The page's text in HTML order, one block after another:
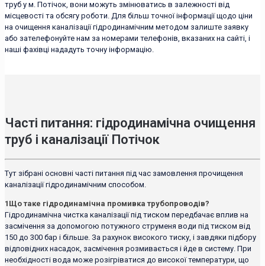
труб у м. Потічок, вони можуть змінюватись в залежності від
місцевості та обсягу роботи. Для більш точної інформації щодо ціни
на очищення каналізації гідродинамічним методом залиште заявку
або зателефонуйте нам за номерами телефонів, вказаних на сайті, і
наші фахівці нададуть точну інформацію.
Часті питання: гідродинамічна очищення
труб і каналізації Потічок
Тут зібрані основні часті питання під час замовлення прочищення
каналізації гідродинамічним способом.
1 Що таке гідродинамічна промивка трубопроводів?
Гідродинамічна чистка каналізації під тиском передбачає вплив на
засмічення за допомогою потужного струменя води під тиском від
150 до 300 бар і більше. За рахунок високого тиску, і завдяки підбору
відповідних насадок, засмічення розмивається і йде в систему. При
необхідності вода може розігріватися до високої температури, що